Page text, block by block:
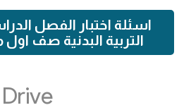
اسئلة اختبار الفصل
التربية البدنية صف اول